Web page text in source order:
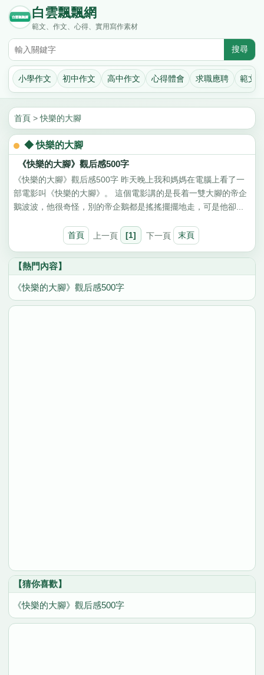
白雲飄飄網
範文、作文、心得、實用寫作素材
小學作文 初中作文 高中作文 心得體會 求職應聘 範文
首頁 >快樂的大腳
◆ 快樂的大腳
《快樂的大腳》觀后感500字
《快樂的大腳》觀后感500字 昨天晚上我和媽媽在電腦上看了一
部電影叫《快樂的大腳》。 這個電影講的是長着一雙大腳的帝企
鵝波波，他很奇怪，別的帝企鵝都是搖搖擺擺地走，可是他卻...
首頁 上一頁 [1] 下一頁 末頁
【熱門內容】
《快樂的大腳》觀后感500字
【猜你喜歡】
《快樂的大腳》觀后感500字